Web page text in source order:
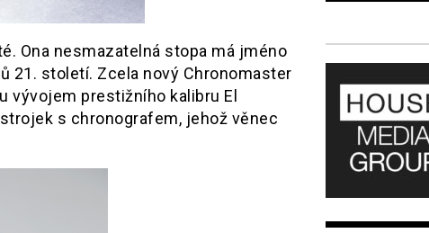
Ona nesmazatelná stopa má jméno
21. století. Zcela nový Chronomaster
vývojem prestižního kalibru El
s chronografem, jehož věnec